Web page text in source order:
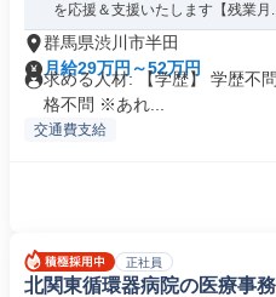
を応援＆支援いたします【残業月
群馬県渋川市半田
月給29万円～52万円
求める人材: 【学歴】 学歴不
格不問 ※あれ...
交通費支給
正社員
北関東循環器病院の医療事